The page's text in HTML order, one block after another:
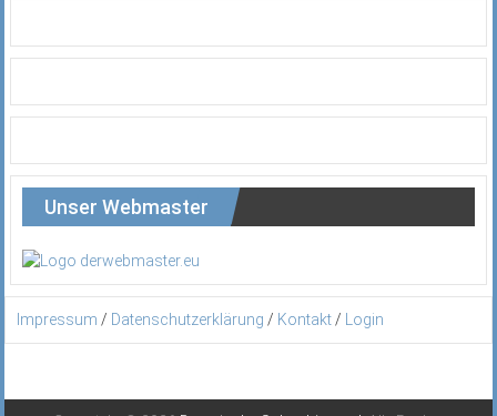
Unser Webmaster
Impressum / Datenschutzerklärung / Kontakt / Login